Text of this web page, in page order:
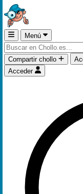
Menú
Compartir chollo
Acceder